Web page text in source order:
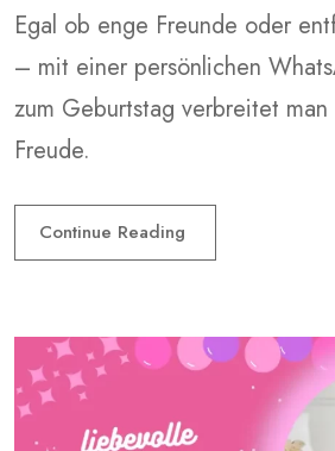
Egal ob enge Freunde oder
– mit einer persönlichen
zum Geburtstag verbreitet
Freude.
Continue Reading